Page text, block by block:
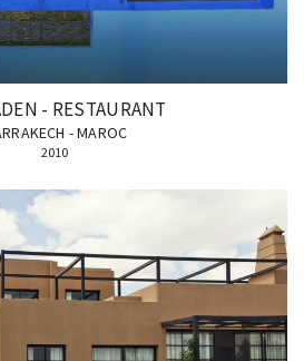
- RESTAURANT
- MAROC
2010